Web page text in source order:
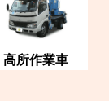
高所作業車